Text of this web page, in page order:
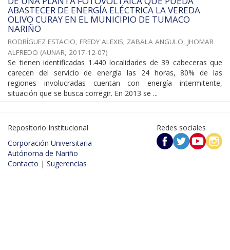
ABASTECER DE ENERGÍA ELÉCTRICA LA VEREDA
OLIVO CURAY EN EL MUNICIPIO DE TUMACO
NARIÑO
RODRÍGUEZ ESTACIO, FREDY ALEXIS; ZABALA ANGULO, JHOMAR
ALFREDO (AUNAR, 2017-12-07)
Se tienen identificadas 1.440 localidades de 39 cabeceras que
carecen del servicio de energía las 24 horas, 80% de las
regiones involucradas cuentan con energía intermitente,
situación que se busca corregir. En 2013 se ...
Repositorio Institucional
Corporación Universitaria
Autónoma de Nariño
Contacto | Sugerencias
Redes sociales